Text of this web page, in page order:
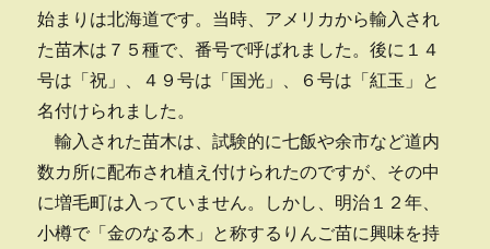
始まりは北海道です。当時、アメリカから輸入され
た苗木は７５種で、番号で呼ばれました。後に１４
号は「祝」、４９号は「国光」、６号は「紅玉」と
名付けられました。
輸入された苗木は、試験的に七飯や余市など道内
数カ所に配布され植え付けられたのですが、その中
に増毛町は入っていません。しかし、明治１２年、
小樽で「金のなる木」と称するりんご苗に興味を持